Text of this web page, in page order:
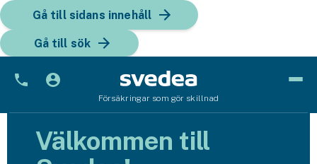
Gå till sidans innehåll
Gå till sök
Försäkringar som gör skillnad
Välkommen till